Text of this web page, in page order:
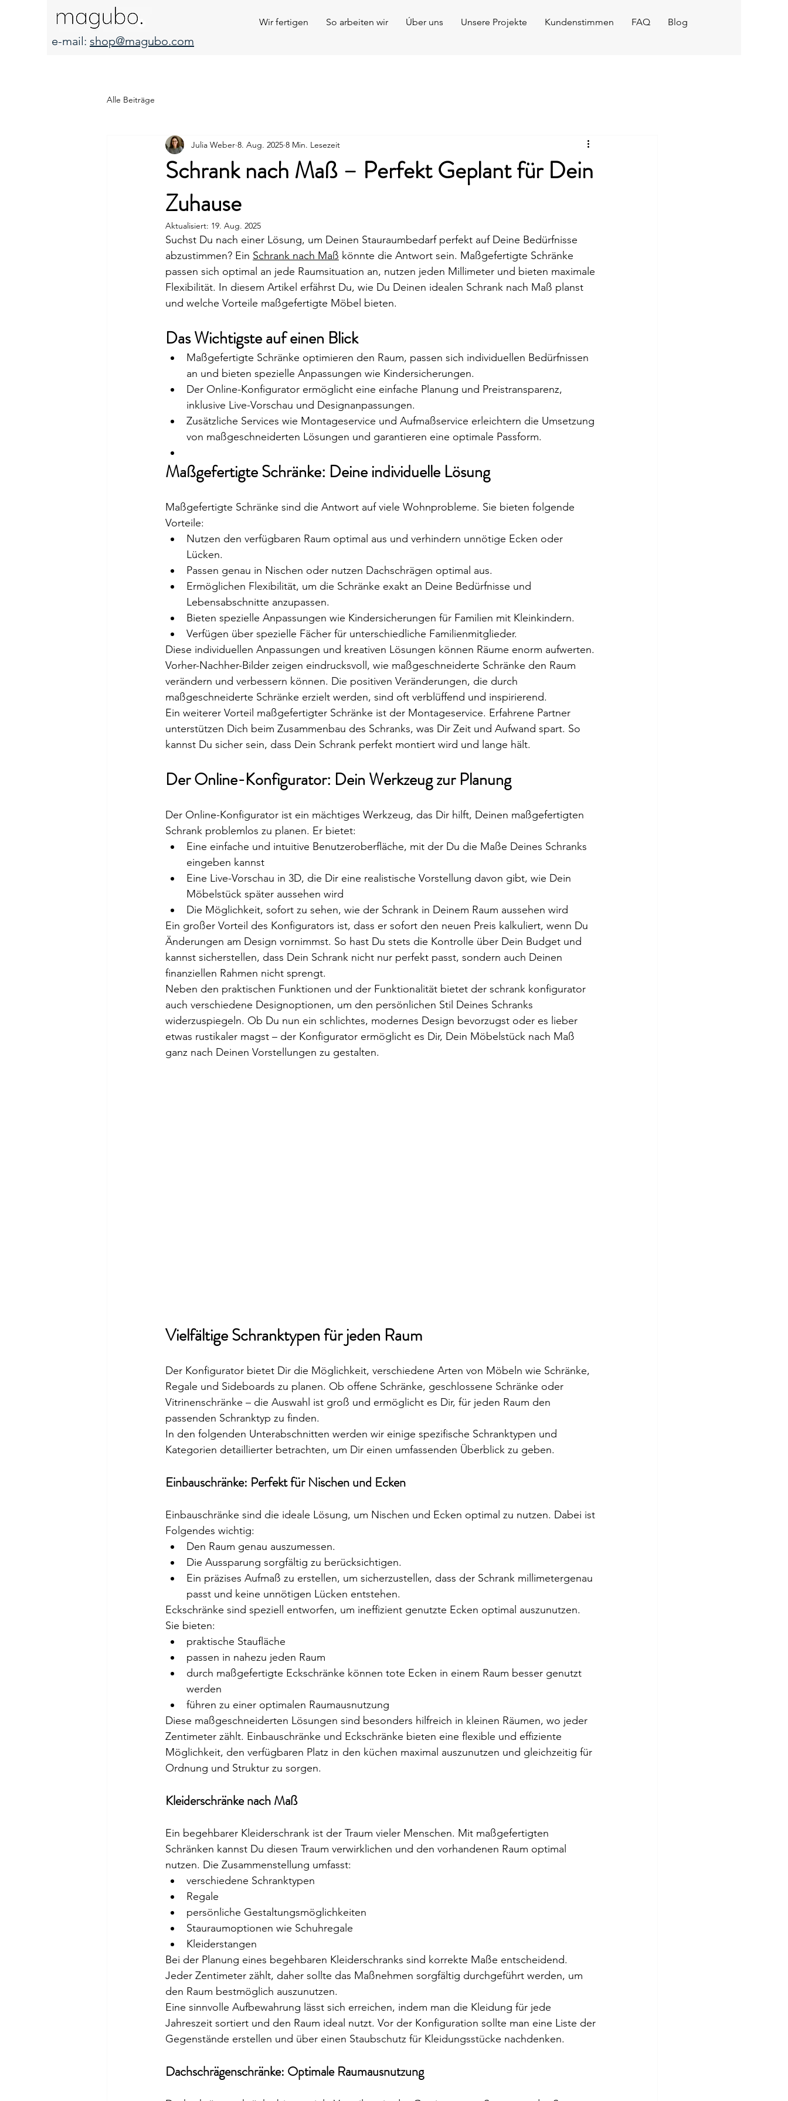
e-mail: shop@magubo.com
Wir fertigen So arbeiten wir Úber uns Unsere Projekte Kundenstimmen FAQ Blog
Alle Beiträge
Schrank nach Maß – Perfekt Geplant für Dein
Zuhause
Julia Weber 8. Aug. 2025 8 Min. Lesezeit
Aktualisiert: 19. Aug. 2025
Suchst Du nach einer Lösung, um Deinen Stauraumbedarf perfekt auf Deine Bedürfnisse
abzustimmen? Ein Schrank nach Maß könnte die Antwort sein. Maßgefertigte Schränke
passen sich optimal an jede Raumsituation an, nutzen jeden Millimeter und bieten maximale
Flexibilität. In diesem Artikel erfährst Du, wie Du Deinen idealen Schrank nach Maß planst
und welche Vorteile maßgefertigte Möbel bieten.
Das Wichtigste auf einen Blick
Maßgefertigte Schränke optimieren den Raum, passen sich individuellen Bedürfnissen
an und bieten spezielle Anpassungen wie Kindersicherungen.
Der Online-Konfigurator ermöglicht eine einfache Planung und Preistransparenz,
inklusive Live-Vorschau und Designanpassungen.
Zusätzliche Services wie Montageservice und Aufmaßservice erleichtern die Umsetzung
von maßgeschneiderten Lösungen und garantieren eine optimale Passform.
Maßgefertigte Schränke: Deine individuelle Lösung
Maßgefertigte Schränke sind die Antwort auf viele Wohnprobleme. Sie bieten folgende
Vorteile:
Nutzen den verfügbaren Raum optimal aus und verhindern unnötige Ecken oder
Lücken.
Passen genau in Nischen oder nutzen Dachschrägen optimal aus.
Ermöglichen Flexibilität, um die Schränke exakt an Deine Bedürfnisse und
Lebensabschnitte anzupassen.
Bieten spezielle Anpassungen wie Kindersicherungen für Familien mit Kleinkindern.
Verfügen über spezielle Fächer für unterschiedliche Familienmitglieder.
Diese individuellen Anpassungen und kreativen Lösungen können Räume enorm aufwerten.
Vorher-Nachher-Bilder zeigen eindrucksvoll, wie maßgeschneiderte Schränke den Raum
verändern und verbessern können. Die positiven Veränderungen, die durch
maßgeschneiderte Schränke erzielt werden, sind oft verblüffend und inspirierend.
Ein weiterer Vorteil maßgefertigter Schränke ist der Montageservice. Erfahrene Partner
unterstützen Dich beim Zusammenbau des Schranks, was Dir Zeit und Aufwand spart. So
kannst Du sicher sein, dass Dein Schrank perfekt montiert wird und lange hält.
Der Online-Konfigurator: Dein Werkzeug zur Planung
Der Online-Konfigurator ist ein mächtiges Werkzeug, das Dir hilft, Deinen maßgefertigten
Schrank problemlos zu planen. Er bietet:
Eine einfache und intuitive Benutzeroberfläche, mit der Du die Maße Deines Schranks
eingeben kannst
Eine Live-Vorschau in 3D, die Dir eine realistische Vorstellung davon gibt, wie Dein
Möbelstück später aussehen wird
Die Möglichkeit, sofort zu sehen, wie der Schrank in Deinem Raum aussehen wird
Ein großer Vorteil des Konfigurators ist, dass er sofort den neuen Preis kalkuliert, wenn Du
Änderungen am Design vornimmst. So hast Du stets die Kontrolle über Dein Budget und
kannst sicherstellen, dass Dein Schrank nicht nur perfekt passt, sondern auch Deinen
finanziellen Rahmen nicht sprengt.
Neben den praktischen Funktionen und der Funktionalität bietet der schrank konfigurator
auch verschiedene Designoptionen, um den persönlichen Stil Deines Schranks
widerzuspiegeln. Ob Du nun ein schlichtes, modernes Design bevorzugst oder es lieber
etwas rustikaler magst – der Konfigurator ermöglicht es Dir, Dein Möbelstück nach Maß
ganz nach Deinen Vorstellungen zu gestalten.
Vielfältige Schranktypen für jeden Raum
Der Konfigurator bietet Dir die Möglichkeit, verschiedene Arten von Möbeln wie Schränke,
Regale und Sideboards zu planen. Ob offene Schränke, geschlossene Schränke oder
Vitrinenschränke – die Auswahl ist groß und ermöglicht es Dir, für jeden Raum den
passenden Schranktyp zu finden.
In den folgenden Unterabschnitten werden wir einige spezifische Schranktypen und
Kategorien detaillierter betrachten, um Dir einen umfassenden Überblick zu geben.
Einbauschränke: Perfekt für Nischen und Ecken
Einbauschränke sind die ideale Lösung, um Nischen und Ecken optimal zu nutzen. Dabei ist
Folgendes wichtig:
Den Raum genau auszumessen.
Die Aussparung sorgfältig zu berücksichtigen.
Ein präzises Aufmaß zu erstellen, um sicherzustellen, dass der Schrank millimetergenau
passt und keine unnötigen Lücken entstehen.
Eckschränke sind speziell entworfen, um ineffizient genutzte Ecken optimal auszunutzen.
Sie bieten:
praktische Staufläche
passen in nahezu jeden Raum
durch maßgefertigte Eckschränke können tote Ecken in einem Raum besser genutzt
werden
führen zu einer optimalen Raumausnutzung
Diese maßgeschneiderten Lösungen sind besonders hilfreich in kleinen Räumen, wo jeder
Zentimeter zählt. Einbauschränke und Eckschränke bieten eine flexible und effiziente
Möglichkeit, den verfügbaren Platz in den küchen maximal auszunutzen und gleichzeitig für
Ordnung und Struktur zu sorgen.
Kleiderschränke nach Maß
Ein begehbarer Kleiderschrank ist der Traum vieler Menschen. Mit maßgefertigten
Schränken kannst Du diesen Traum verwirklichen und den vorhandenen Raum optimal
nutzen. Die Zusammenstellung umfasst:
verschiedene Schranktypen
Regale
persönliche Gestaltungsmöglichkeiten
Stauraumoptionen wie Schuhregale
Kleiderstangen
Bei der Planung eines begehbaren Kleiderschranks sind korrekte Maße entscheidend.
Jeder Zentimeter zählt, daher sollte das Maßnehmen sorgfältig durchgeführt werden, um
den Raum bestmöglich auszunutzen.
Eine sinnvolle Aufbewahrung lässt sich erreichen, indem man die Kleidung für jede
Jahreszeit sortiert und den Raum ideal nutzt. Vor der Konfiguration sollte man eine Liste der
Gegenstände erstellen und über einen Staubschutz für Kleidungsstücke nachdenken.
Dachschrägenschränke: Optimale Raumausnutzung